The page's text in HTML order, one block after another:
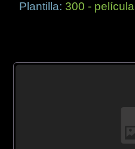
Plantilla: 300 - película